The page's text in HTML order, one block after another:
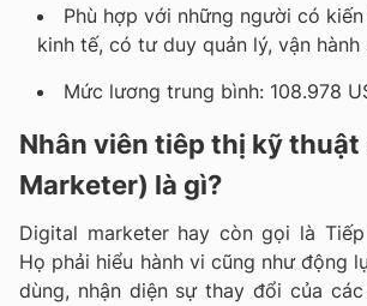
Phù hợp với những người có
kinh tế, có tư duy quản lý, vận hành
Mức lương trung bình: 108.978
Nhân viên tiêp thị kỹ thuật
Marketer) là gì?
Digital marketer hay còn gọi là
Họ phải hiểu hành vi cũng như động
dùng, nhận diện sự thay đổi của